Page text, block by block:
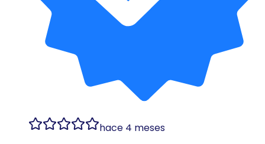
hace 4 meses